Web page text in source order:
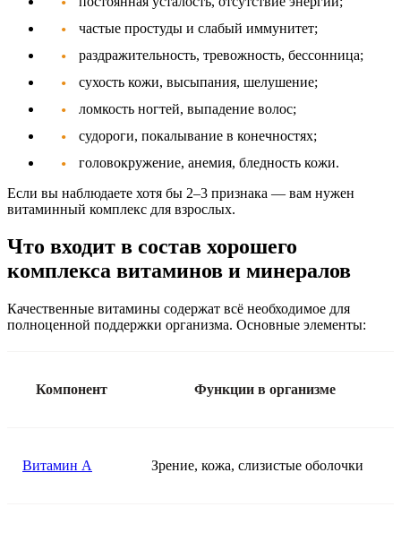
частые простуды и слабый иммунитет;
раздражительность, тревожность, бессонница;
сухость кожи, высыпания, шелушение;
ломкость ногтей, выпадение волос;
судороги, покалывание в конечностях;
головокружение, анемия, бледность кожи.
Если вы наблюдаете хотя бы 2–3 признака — вам нужен
витаминный комплекс для взрослых.
Что входит в состав хорошего
комплекса витаминов и минералов
Качественные витамины содержат всё необходимое для
полноценной поддержки организма. Основные элементы:
Компонент Функции в организме
Витамин A Зрение, кожа, слизистые оболочки